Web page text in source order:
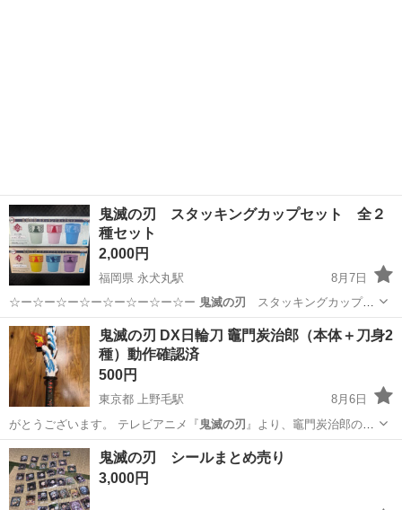
鬼滅の刃 スタッキングカップセット 全２
種セット
2,000円
福岡県 永犬丸駅
8月7日
☆ー☆ー☆ー☆ー☆ー☆ー☆ー☆ー 鬼滅の刃
スタッキングカップセ
ット 全２種セ…
福岡 北九州市 永犬丸駅 食器 鬼滅の刃
鬼滅の刃 DX日輪刀 竈門炭治郎（本体＋刀身2
種）動作確認済
500円
東京都 上野毛駅
8月6日
がとうございます。 ​テレビアニメ『 鬼滅の刃 』より、竈門炭治郎の
「DX日輪刀」で…
東京 世田谷区 上野毛駅 おもちゃ 竈門炭治郎
鬼滅の刃 シールまとめ売り
3,000円